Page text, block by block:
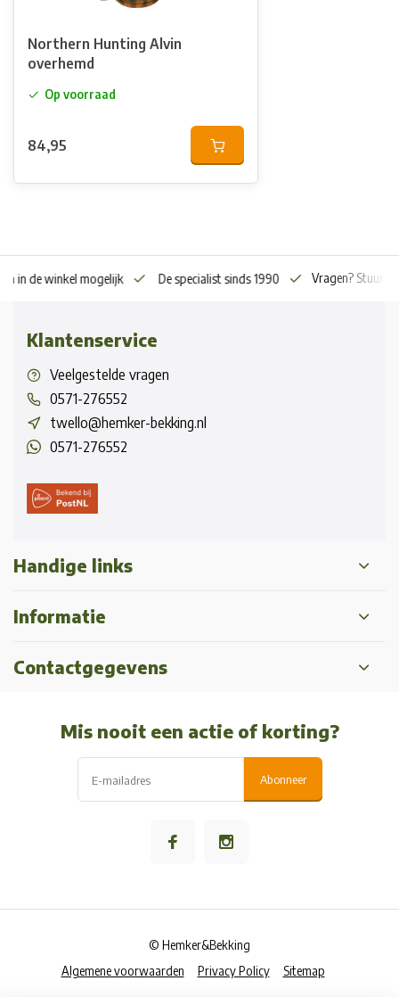
Northern Hunting Alvin
overhemd
Op voorraad
84,95
in de winkel mogelijk De specialist sinds 1990 Vragen? Stuur
Klantenservice
Veelgestelde vragen
0571-276552
twello@hemker-bekking.nl
0571-276552
Handige links
Informatie
Contactgegevens
Mis nooit een actie of korting?
Abonneer
Algemene voorwaarden Privacy Policy Sitemap
© Hemker&Bekking